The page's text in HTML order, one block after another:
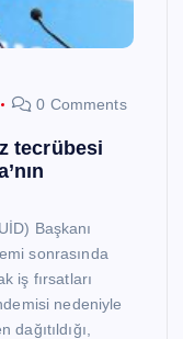
0 Comments
tecrübesi
Başkanı
sonrasında
iş fırsatları
nedeniyle